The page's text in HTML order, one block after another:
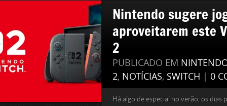
Nintendo sugere
aproveitarem este
2
PUBLICADO EM
2, NOTÍCIAS, SWITCH 0
Há algo de especial no verão, os dias